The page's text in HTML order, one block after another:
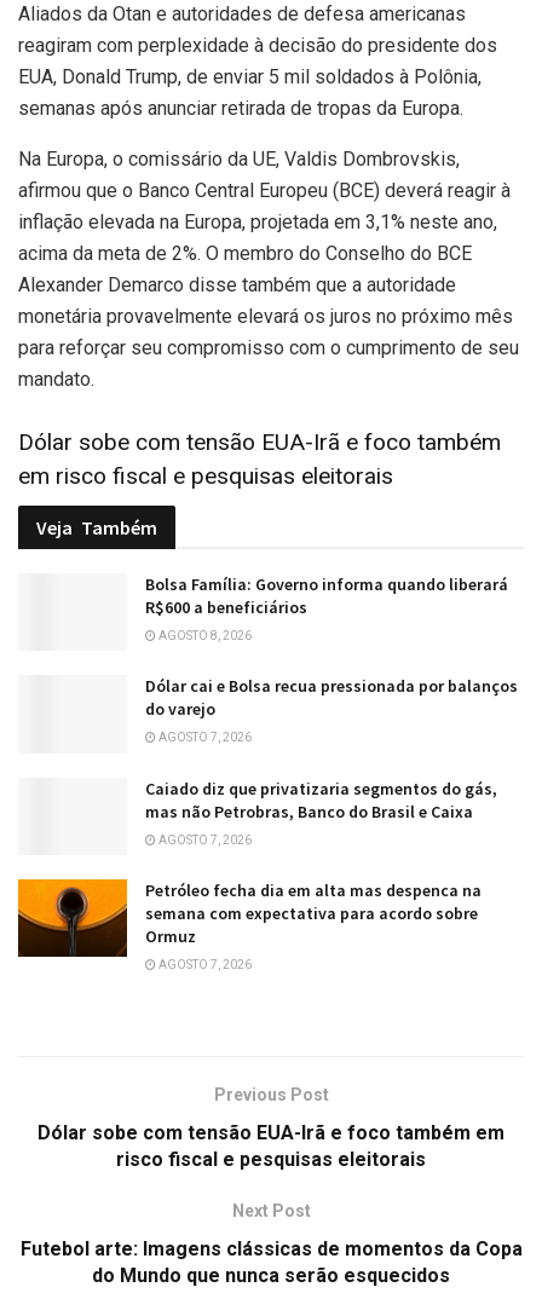
Aliados da Otan e autoridades de defesa americanas
reagiram com perplexidade à decisão do presidente dos
EUA, Donald Trump, de enviar 5 mil soldados à Polônia,
semanas após anunciar retirada de tropas da Europa.
Na Europa, o comissário da UE, Valdis Dombrovskis,
afirmou que o Banco Central Europeu (BCE) deverá reagir à
inflação elevada na Europa, projetada em 3,1% neste ano,
acima da meta de 2%. O membro do Conselho do BCE
Alexander Demarco disse também que a autoridade
monetária provavelmente elevará os juros no próximo mês
para reforçar seu compromisso com o cumprimento de seu
mandato.
Dólar sobe com tensão EUA-Irã e foco também
em risco fiscal e pesquisas eleitorais
Veja Também
Bolsa Família: Governo informa quando liberará
R$600 a beneficiários
AGOSTO 8, 2026
Dólar cai e Bolsa recua pressionada por balanços
do varejo
AGOSTO 7, 2026
Caiado diz que privatizaria segmentos do gás,
mas não Petrobras, Banco do Brasil e Caixa
AGOSTO 7, 2026
Petróleo fecha dia em alta mas despenca na
semana com expectativa para acordo sobre
Ormuz
AGOSTO 7, 2026
Previous Post
Dólar sobe com tensão EUA-Irã e foco também em
risco fiscal e pesquisas eleitorais
Next Post
Futebol arte: Imagens clássicas de momentos da Copa
do Mundo que nunca serão esquecidos